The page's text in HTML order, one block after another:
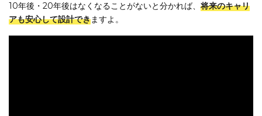
10年後・20年後はなくなることがないと分かれば、 将来のキャリ
アも安心して設計できますよ。